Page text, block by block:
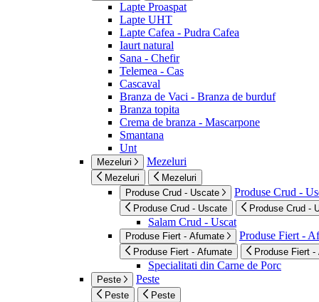
Lapte Proaspat
Lapte UHT
Lapte Cafea - Pudra Cafea
Iaurt natural
Sana - Chefir
Telemea - Cas
Cascaval
Branza de Vaci - Branza de burduf
Branza topita
Crema de branza - Mascarpone
Smantana
Unt
Mezeluri Mezeluri
Mezeluri
Mezeluri
Produse Crud - Uscate
Produse Crud -
Produse Crud - Uscate Produse Crud -
Salam Crud - Uscat
Produse Fiert - Afumate Produse Fiert -
Produse Fiert - Afumate Produse Fiert -
Specialitati din Carne de Porc
Peste Peste
Peste Peste